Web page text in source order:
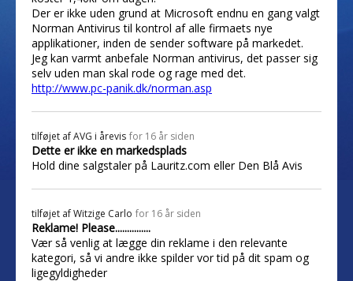
Der er ikke uden grund at Microsoft endnu en gang valgt
Norman Antivirus til kontrol af alle firmaets nye
applikationer, inden de sender software på markedet.
Jeg kan varmt anbefale Norman antivirus, det passer sig
selv uden man skal rode og rage med det.
http://www.pc-panik.dk/norman.asp
tilføjet afAVG i årevis for 16 år siden
Dette er ikke en markedsplads
Hold dine salgstaler på Lauritz.com eller Den Blå Avis
tilføjet afWitzige Carlo for 16 år siden
Reklame! Please...............
Vær så venlig at lægge din reklame i den relevante
kategori, så vi andre ikke spilder vor tid på dit spam og
ligegyldigheder